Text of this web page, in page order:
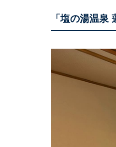
「塩の湯温泉